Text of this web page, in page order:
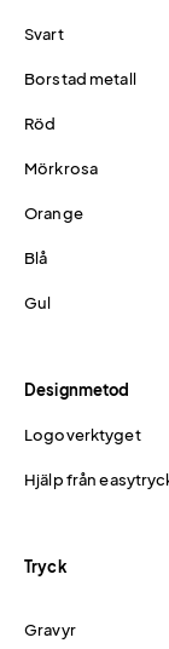
Svart
Borstad metall
Röd
Mörkrosa
Orange
Blå
Gul
Designmetod
Logoverktyget
Hjälp från
Tryck
Gravyr